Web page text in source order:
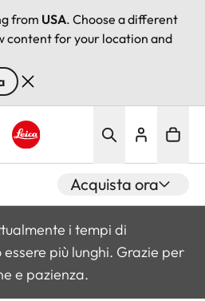
from USA. Choose a different
content for your location and
Acquista ora
i tempi di
più lunghi. Grazie per
e pazienza.